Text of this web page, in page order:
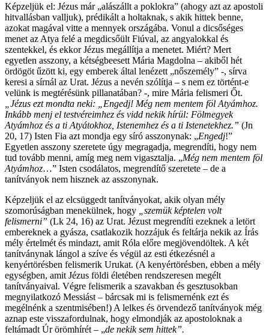
Képzeljük el: Jézus már „alászállt a poklokra” (ahogy azt az apostoli
hitvallásban valljuk), prédikált a holtaknak, s akik hittek benne,
azokat magával vitte a mennyek országába. Vonul a dicsőséges
menet az Atya felé a megdicsőült Fiúval, az angyalokkal és
szentekkel, és ekkor Jézus megállítja a menetet. Miért? Mert
egyetlen asszony, a kétségbeesett Mária Magdolna – akiből hét
ördögöt űzött ki, egy emberek által lenézett „nőszemély” -, sírva
keresi a sírnál az Urat. Jézus a nevén szólítja – s nem ez történt-e
velünk is megtérésünk pillanatában? -, mire Mária felismeri Őt.
„Jézus ezt mondta neki: „Engedj! Még nem mentem föl Atyámhoz.
Inkább menj el testvéreimhez és vidd nekik hírül: Fölmegyek
Atyámhoz és a ti Atyátokhoz, Istenemhez és a ti Istenetekhez.” (Jn
20, 17) Isten Fia azt mondja egy síró asszonynak: „Engedj!”
Egyetlen asszony szeretete úgy megragadja, megrendíti, hogy nem
tud tovább menni, amíg meg nem vigasztalja. „Még nem mentem föl
Atyámhoz…” Isten csodálatos, megrendítő szeretete – de a
tanítványok nem hisznek az asszonynak.
Képzeljük el az elcsüggedt tanítványokat, akik olyan mély
szomorúságban menekülnek, hogy
„szemük képtelen volt
felismerni” (Lk 24, 16) az Urat. Jézust megrendíti ezeknek a letört
embereknek a gyásza, csatlakozik hozzájuk és feltárja nekik az Írás
mély értelmét és mindazt, amit Róla előre megjövendöltek. A két
tanítványnak lángol a szíve és végül az esti étkezésnél a
kenyértörésben felismerik Urukat. (A kenyértörésben, ebben a mély
egységben, amit Jézus földi életében rendszeresen megélt
tanítványaival. Végre felismerik a szavakban és gesztusokban
megnyilatkozó Messiást – bárcsak mi is felismernénk ezt és
megélnénk a szentmisében!) A lelkes és örvendező tanítványok még
aznap este visszafordulnak, hogy elmondják az apostoloknak a
feltámadt Úr örömhírét – „de nekik sem hittek”.